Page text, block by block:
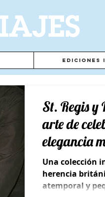
Ediciones
St. Regis y
arte de
elegancia
Una colección
herencia
atemporal y